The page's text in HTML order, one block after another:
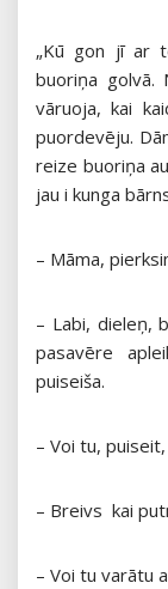
„Kū gon jī ar
buoriņa golvā.
vāruoja, kai
puordevēju.
reize buoriņa
jau i kunga
– Māma,
– Labi, dieleņ,
pasavēre
puiseiša.
– Voi tu,
– Breivs kai
– Voi tu varātu